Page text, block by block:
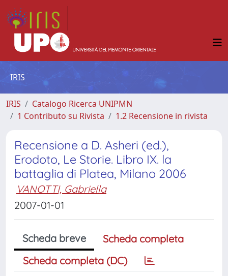
IRIS
IRIS
Catalogo Ricerca UNIPMN
1 Contributo su Rivista
1.2 Recensione in rivista
Recensione a D. Asheri (ed.),
Erodoto, Le Storie. Libro IX. la
battaglia di Platea, Milano 2006
VANOTTI, Gabriella
2007-01-01
Scheda breve
Scheda completa
Scheda completa (DC)